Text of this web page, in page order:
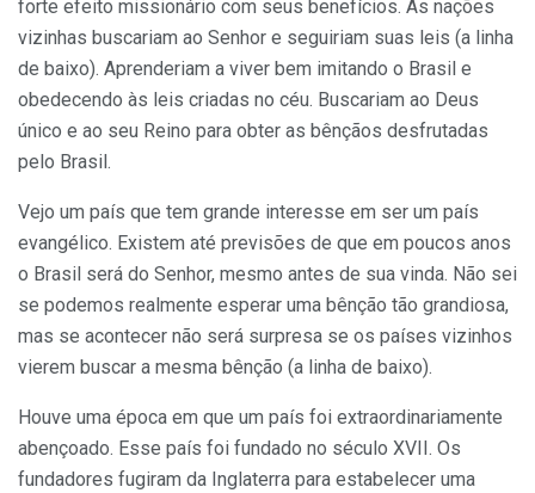
forte efeito missionário com seus benefícios. As nações
vizinhas buscariam ao Senhor e seguiriam suas leis (a linha
de baixo). Aprenderiam a viver bem imitando o Brasil e
obedecendo às leis criadas no céu. Buscariam ao Deus
único e ao seu Reino para obter as bênçãos desfrutadas
pelo Brasil.
Vejo um país que tem grande interesse em ser um país
evangélico. Existem até previsões de que em poucos anos
o Brasil será do Senhor, mesmo antes de sua vinda. Não sei
se podemos realmente esperar uma bênção tão grandiosa,
mas se acontecer não será surpresa se os países vizinhos
vierem buscar a mesma bênção (a linha de baixo).
Houve uma época em que um país foi extraordinariamente
abençoado. Esse país foi fundado no século XVII. Os
fundadores fugiram da Inglaterra para estabelecer uma